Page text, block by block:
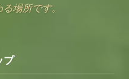
場所です。
プ